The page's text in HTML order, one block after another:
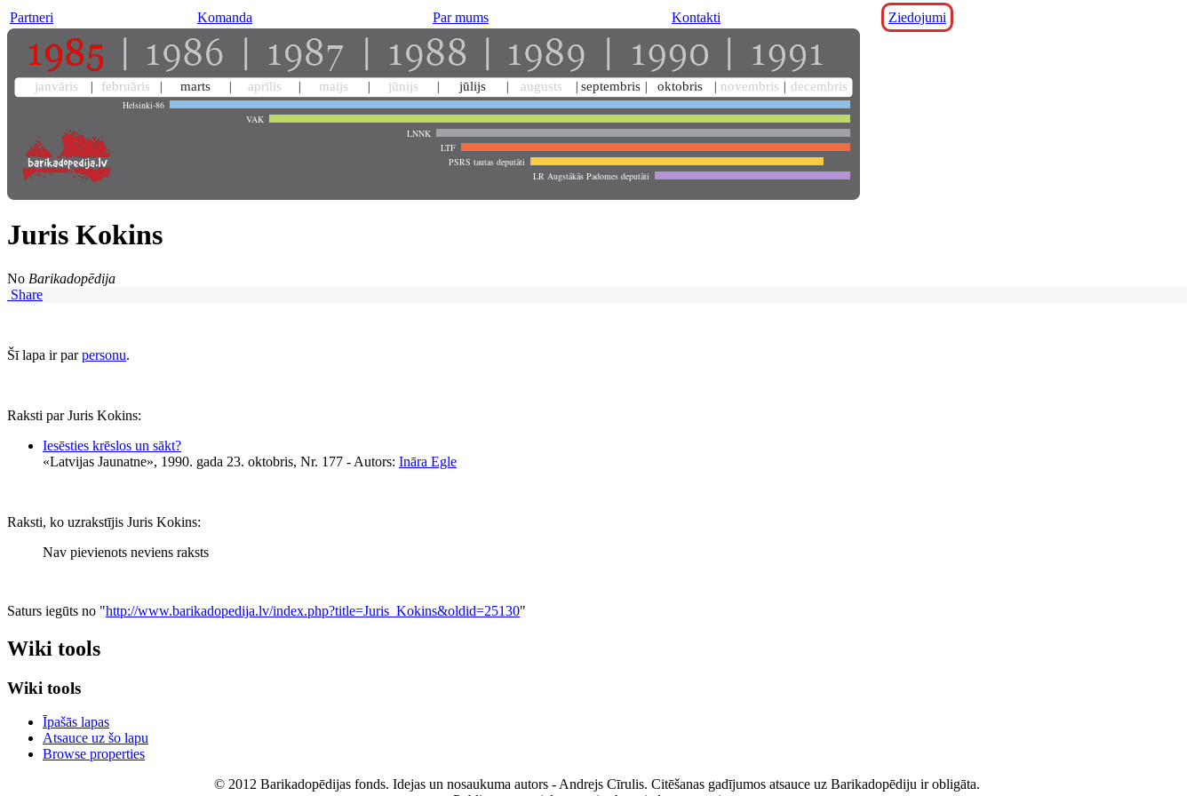
Partneri Komanda Par mums Kontakti Ziedojumi
janvāris februāris marts aprīlis maijs jūnijs jūlijs augusts septembris oktobris novembris decembris
Helsinki-86
VAK
LNNK
LTF
PSRS tautas deputāti
LR Augstākās Padomes deputāti
Juris Kokins
No Barikadopēdija
Share
Šī lapa ir parpersonu.
Raksti par Juris Kokins:
Iesēsties krēslos un sākt?
«Latvijas Jaunatne», 1990. gada 23. oktobris, Nr. 177 - Autors: Ināra Egle
Raksti, ko uzrakstījis Juris Kokins:
Nav pievienots neviens raksts
Saturs iegūts no "http://www.barikadopedija.lv/index.php?title=Juris_Kokins&oldid=25130"
Wiki tools
Wiki tools
Īpašās lapas
Atsauce uz šo lapu
Browse properties
© 2012 Barikadopēdijas fonds. Idejas un nosaukuma autors - Andrejs Cīrulis. Citēšanas gadījumos atsauce uz Barikadopēdiju ir obligāta.